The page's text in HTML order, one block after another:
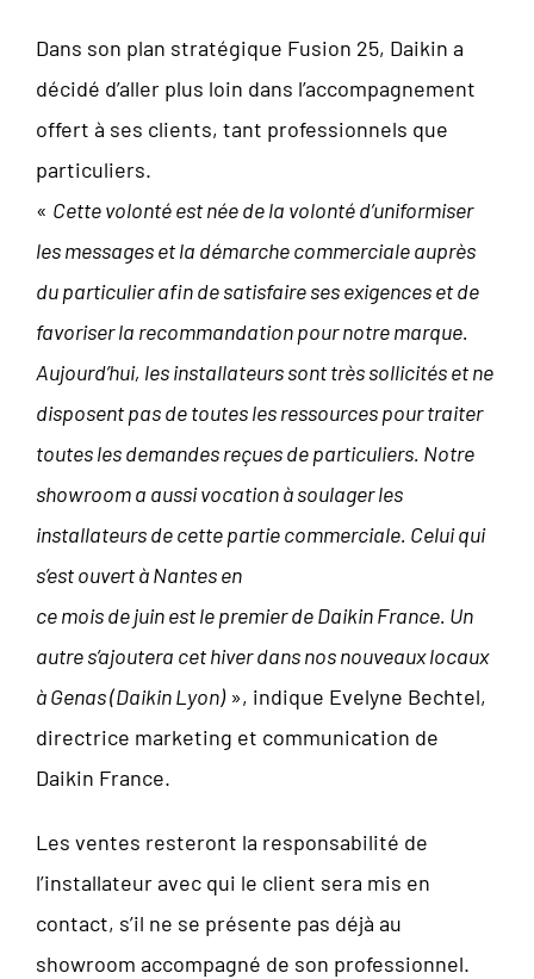
Dans son plan stratégique Fusion 25, Daikin a
décidé d’aller plus loin dans l’accompagnement
offert à ses clients, tant professionnels que
particuliers.
« Cette volonté est née de la volonté d’uniformiser
les messages et la démarche commerciale auprès
du particulier afin de satisfaire ses exigences et de
favoriser la recommandation pour notre marque.
Aujourd’hui, les installateurs sont très sollicités et ne
disposent pas de toutes les ressources pour traiter
toutes les demandes reçues de particuliers. Notre
showroom a aussi vocation à soulager les
installateurs de cette partie commerciale. Celui qui
s’est ouvert à Nantes en
ce mois de juin est le premier de Daikin France. Un
autre s’ajoutera cet hiver dans nos nouveaux locaux
à Genas (Daikin Lyon)», indique Evelyne Bechtel,
directrice marketing et communication de
Daikin France.
Les ventes resteront la responsabilité de
l’installateur avec qui le client sera mis en
contact, s’il ne se présente pas déjà au
showroom accompagné de son professionnel.